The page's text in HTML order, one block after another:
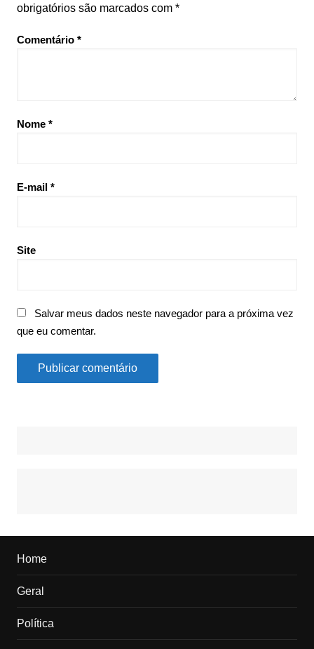
obrigatórios são marcados com *
Comentário *
Nome *
E-mail *
Site
Salvar meus dados neste navegador para a próxima vez
que eu comentar.
Home
Geral
Política